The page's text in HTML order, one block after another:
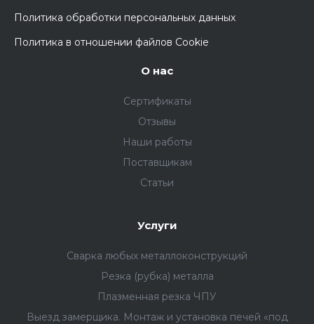
Политика обработки персональных данных
Политика в отношении файлов Cookie
О нас
Сертификаты
Отзывы
Наши работы
Поставщикам
Статьи
Услуги
Сварка любых металлоконструкций
Резка (рубка) металла
Плазменная резка ЧПУ
Выезд замерщика. Монтаж и установка печей «под